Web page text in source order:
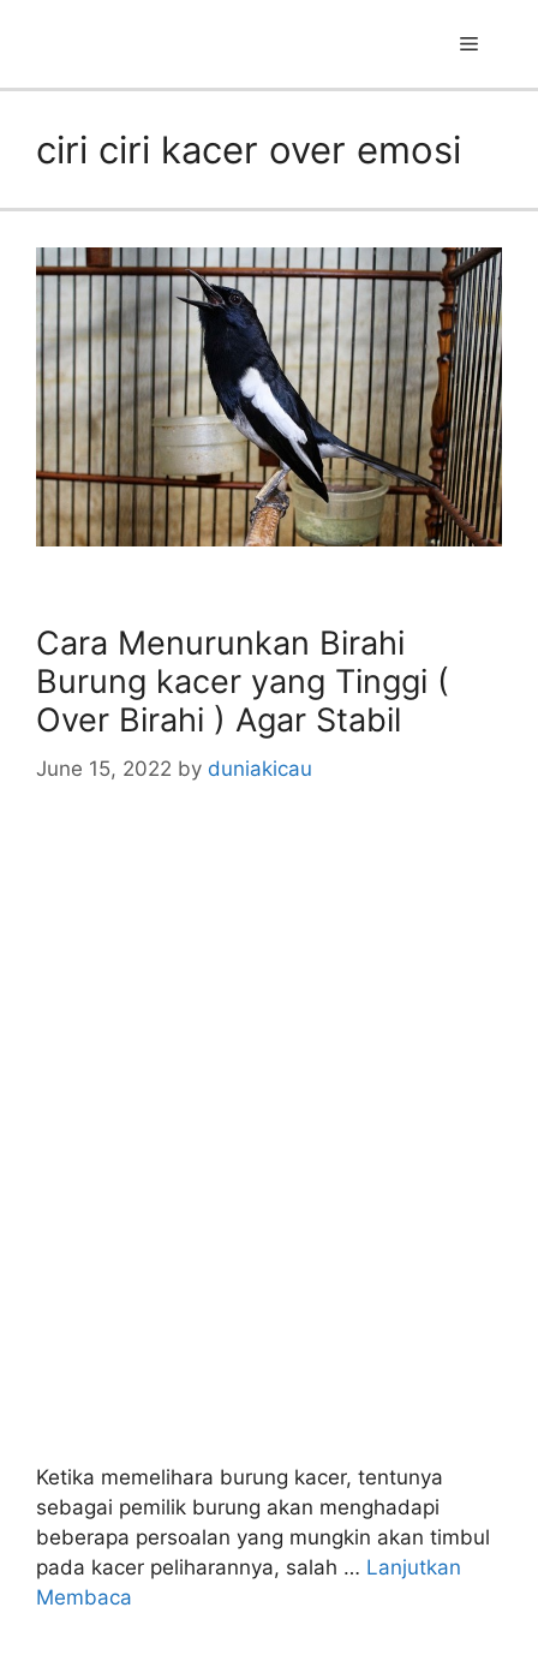
Menu
ciri ciri kacer over emosi
Cara Menurunkan Birahi
Burung kacer yang Tinggi (
Over Birahi ) Agar Stabil
June 15, 2022 by duniakicau
Ketika memelihara burung kacer, tentunya
sebagai pemilik burung akan menghadapi
beberapa persoalan yang mungkin akan timbul
pada kacer peliharannya, salah … Lanjutkan
Membaca